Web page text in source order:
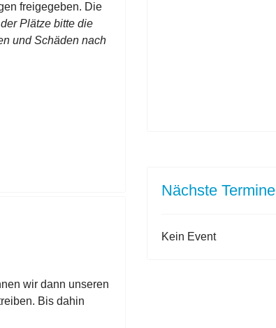
freigegeben. Die
Plätze bitte die
und Schäden nach
wir dann unseren
Bis dahin
Nächste Termine
Kein Event